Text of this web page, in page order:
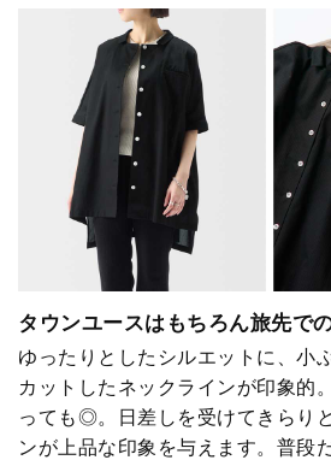
タウンユースはもちろん旅先で
ゆったりとしたシルエットに、小
カットしたネックラインが印象的
っても◎。日差しを受けてきらり
ンが上品な印象を与えます。普段